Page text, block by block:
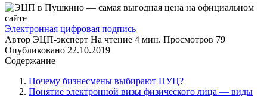
Электронная цифровая подпись
Автор ЭЦП-эксперт На чтение 4 мин. Просмотров 79
Опубликовано 22.10.2019
Содержание
Почему бизнесмены выбирают НУЦ?
Понятие электронной визы физического лица — виды